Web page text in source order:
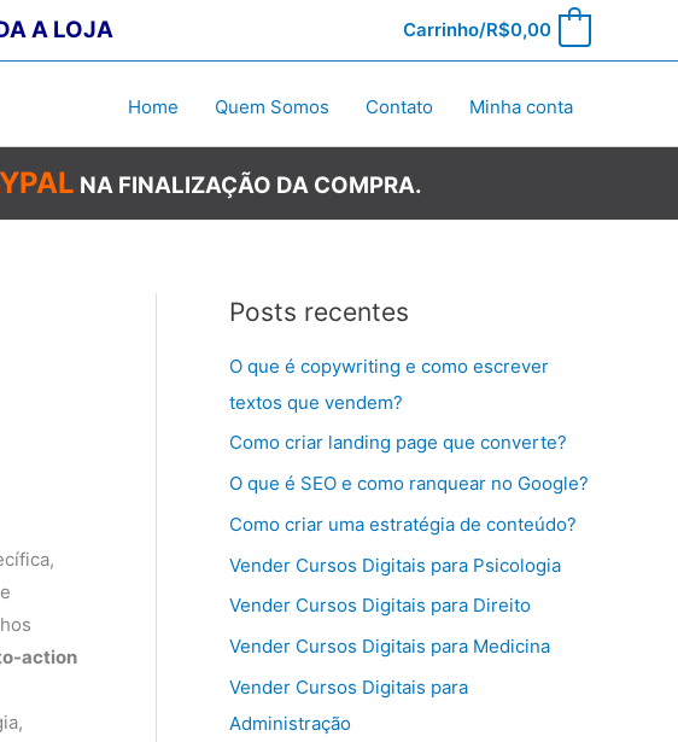
A LOJA Carrinho/R$0,00
Home Quem Somos Contato Minha conta
NA FINALIZAÇÃO DA COMPRA.
action
Posts recentes
O que é copywriting e como escrever
textos que vendem?
Como criar landing page que converte?
O que é SEO e como ranquear no Google?
Como criar uma estratégia de conteúdo?
Vender Cursos Digitais para Psicologia
Vender Cursos Digitais para Direito
Vender Cursos Digitais para Medicina
Vender Cursos Digitais para
Administração